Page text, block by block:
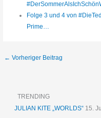
Folge 3 und 4 von
Prime…
← Vorheriger Beitrag
TRENDING
JULIAN KITE „WORLDS“ 15.